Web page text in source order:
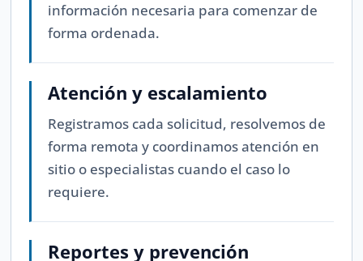
información necesaria para comenzar de
forma ordenada.
Atención y escalamiento
Registramos cada solicitud, resolvemos de
forma remota y coordinamos atención en
sitio o especialistas cuando el caso lo
requiere.
Reportes y prevención